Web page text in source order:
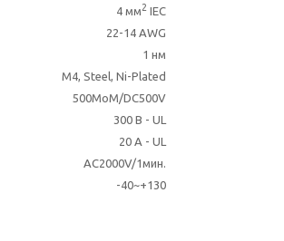
4 мм2 IEC
22-14 AWG
1 нм
M4, Steel, Ni-Plated
500MoM/DC500V
300 В - UL
20 A - UL
AC2000V/1мин.
-40~+130